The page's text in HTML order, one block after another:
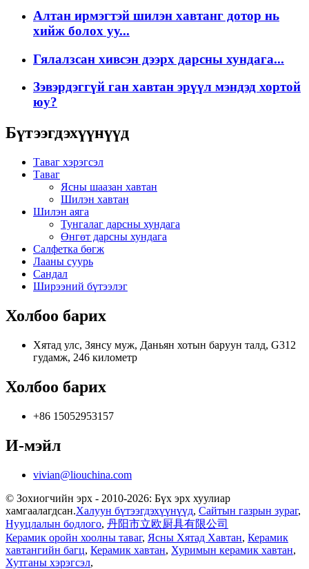
Алтан ирмэгтэй шилэн хавтанг дотор нь
хийж болох уу...
Гялалзсан хивсэн дээрх дарсны хундага...
Зэвэрдэггүй ган хавтан эрүүл мэндэд хортой
юу?
Бүтээгдэхүүнүүд
Таваг хэрэгсэл
Таваг
Ясны шаазан хавтан
Шилэн хавтан
Шилэн аяга
Тунгалаг дарсны хундага
Өнгөт дарсны хундага
Салфетка бөгж
Лааны суурь
Сандал
Ширээний бүтээлэг
Холбоо барих
Хятад улс, Зянсу муж, Даньян хотын баруун талд, G312
гудамж, 246 километр
Холбоо барих
+86 15052953157
И-мэйл
vivian@liouchina.com
© Зохиогчийн эрх - 2010-2026: Бүх эрх хуулиар
хамгаалагдсан.Халуун бүтээгдэхүүнүүд, Сайтын газрын зураг,
Нууцлалын бодлого, 丹阳市立欧厨具有限公司
Керамик оройн хоолны таваг, Ясны Хятад Хавтан, Керамик
хавтангийн багц, Керамик хавтан, Хуримын керамик хавтан,
Хутганы хэрэгсэл,